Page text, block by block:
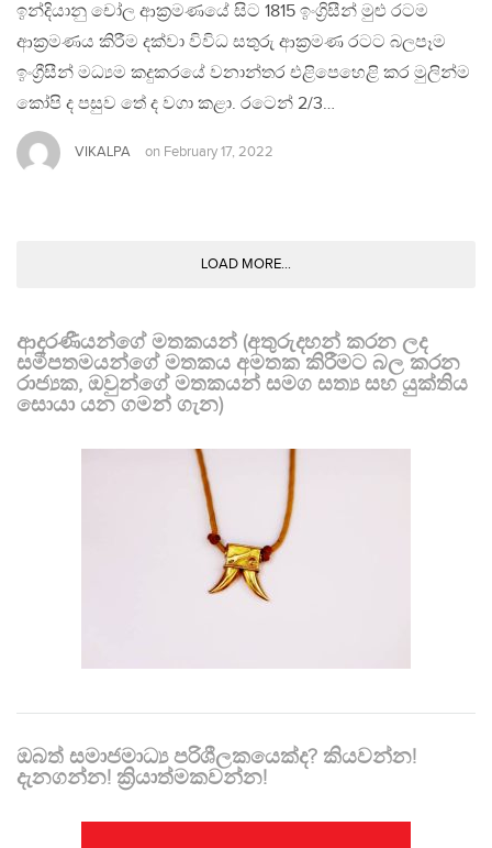
ඉන්දියානු චෝල ආක්‍රමණයේ සිට 1815 ඉංග්‍රිසීන් මුළු රටම
ආක්‍රමණය කිරීම දක්වා විවිධ සතුරු ආක්‍රමණ රටට බලපෑම
ඉංග්‍රීසීන් මධ්‍යම කදුකරයේ වනාන්තර එළිපෙහෙළි කර මුලින්ම
කෝපි ද පසුව තේ ද වගා කළා. රටෙන් 2/3…
VIKALPA on February 17, 2022
LOAD MORE...
ආදරණීයන්ගේ මතකයන් (අතුරුදහන් කරන ලද
සමීපතමයන්ගේ මතකය අමතක කිරීමට බල කරන
රාජ්‍යක, ඔවුන්ගේ මතකයන් සමග සත්‍ය සහ යුක්තිය
සොයා යන ගමන් ගැන)
ඔබත් සමාජමාධ්‍ය පරිශීලකයෙක්ද? කියවන්න!
දැනගන්න! ක්‍රියාත්මකවන්න!